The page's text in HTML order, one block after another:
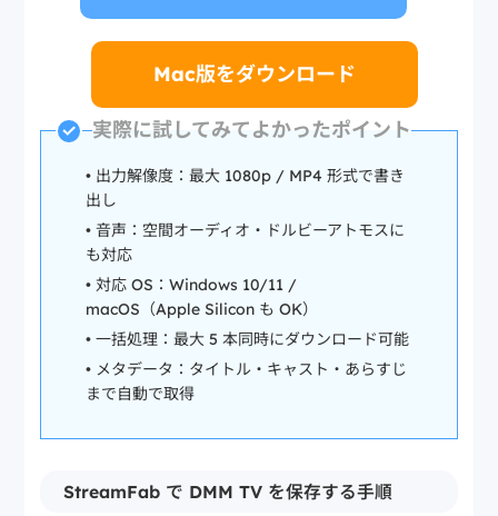
Mac版をダウンロード
実際に試してみてよかったポイント
• 出力解像度：最大 1080p / MP4 形式で書き
出し
• 音声：空間オーディオ・ドルビーアトモスに
も対応
• 対応 OS：Windows 10/11 /
macOS（Apple Silicon も OK）
• 一括処理：最大 5 本同時にダウンロード可能
• メタデータ：タイトル・キャスト・あらすじ
まで自動で取得
StreamFab で DMM TV を保存する手順